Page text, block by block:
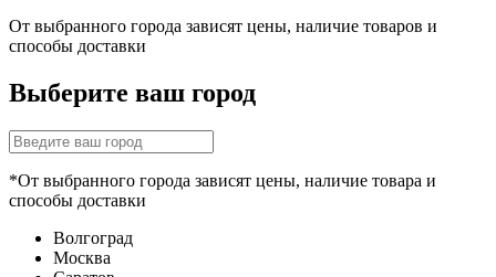
От выбранного города зависят цены, наличие товаров и
способы доставки
Выберите ваш город
*От выбранного города зависят цены, наличие товара и
способы доставки
Волгоград
Москва